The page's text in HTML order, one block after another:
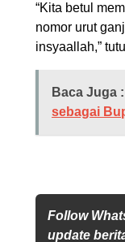
“Kita betul
nomor urut
insyaallah,”
Baca Juga :
sebagai
Follow
update